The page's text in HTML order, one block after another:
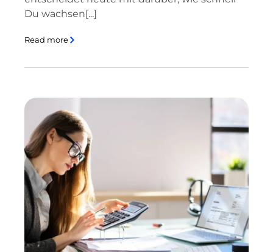
Du wachsen[...]
Read more